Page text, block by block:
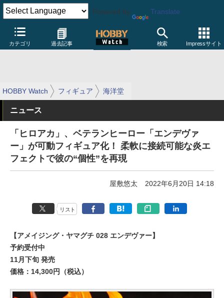
Powered by Translate
カテゴリ 過去記事 検索 Impressサイト
HOBBY Watch フィギュア 海洋堂
ニュース
「ヒロアカ」、ベテランヒーロー「エンデヴァ
ー」が可動フィギュア化！ 柔軟に接続可能な炎エ
フェクトで彼の“個性”を再現
屋敷悠太 2022年6月20日 14:18
リスト
【アメイジング・ヤマグチ 028 エンデヴァー】
予約受付中
11月下旬 発売
価格：14,300円（税込）